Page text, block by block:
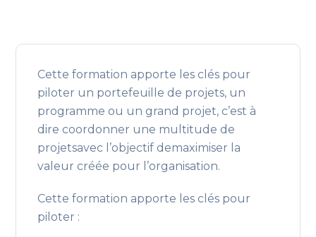
Cette formation apporte les clés pour
piloter un portefeuille de projets, un
programme ou un grand projet, c’est à
dire coordonner une multitude de
projetsavec l’objectif demaximiser la
valeur créée pour l’organisation.
Cette formation apporte les clés pour
piloter :